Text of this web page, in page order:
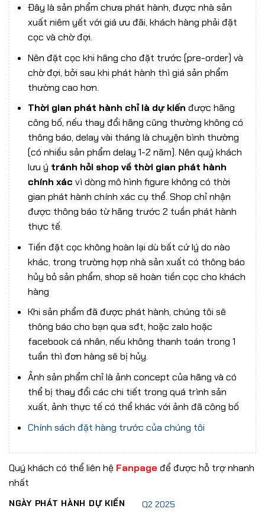
Đây là sản phẩm chưa phát hành, được nhà sản
xuất niêm yết với giá ưu đãi, khách hàng phải đặt
cọc và chờ đợi.
Nên đặt cọc khi hãng cho đặt trước (pre-order) và
chờ đợi, bởi sau khi phát hành thì giá sản phẩm
thường cao hơn.
Thời gian phát hành chỉ là dự kiến được hãng
công bố, nếu thay đổi hãng cũng thường không có
thông báo, delay vài tháng là chuyện bình thường
(có nhiều sản phẩm delay 1-2 năm). Nên quý khách
lưu ý tránh hỏi shop về thời gian phát hành
chính xác vì dòng mô hình figure không có thời
gian phát hành chính xác cụ thể. Shop chỉ nhận
được thông báo từ hãng trước 2 tuần phát hành
thực tế.
Tiền đặt cọc không hoàn lại dù bất cứ lý do nào
khác, trong trường hợp nhà sản xuất có thông báo
hủy bỏ sản phẩm, shop sẽ hoàn tiền cọc cho khách
hàng
Khi sản phẩm đã được phát hành, chúng tôi sẽ
thông báo cho bạn qua sđt, hoặc zalo hoặc
facebook cá nhân, nếu không thanh toán trong 1
tuần thì đơn hàng sẽ bị hủy.
Ảnh sản phẩm chỉ là ảnh concept của hãng và có
thể bị thay đổi các chi tiết trong quá trình sản
xuất, ảnh thực tế có thể khác với ảnh đã công bố
Chính sách đặt hàng trước của chúng tôi
Quý khách có thể liên hệ Fanpage để được hỗ trợ nhanh
nhất
NGÀY PHÁT HÀNH DỰ KIẾN Q2 2025